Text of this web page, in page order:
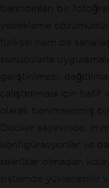
barındırılan bir
yedekleme
fiziksel hem de
sunucularla
geliştirilmesi,
çalıştırılması için hafif
olarak benimsenmiş
Docker sayesinde,
konfigürasyonlar ve
sıkıntılar olmadan
sistemde yüklenebilir